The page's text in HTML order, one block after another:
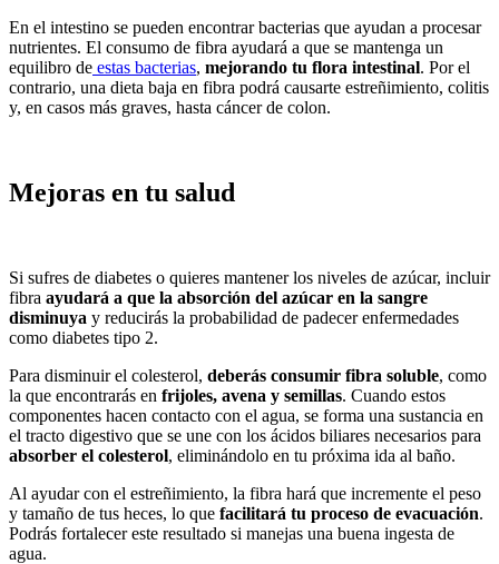
En el intestino se pueden encontrar bacterias que ayudan a procesar
nutrientes. El consumo de fibra ayudará a que se mantenga un
equilibro de estas bacterias, mejorando tu flora intestinal. Por el
contrario, una dieta baja en fibra podrá causarte estreñimiento, colitis
y, en casos más graves, hasta cáncer de colon.
Mejoras en tu salud
Si sufres de diabetes o quieres mantener los niveles de azúcar, incluir
fibra ayudará a que la absorción del azúcar en la sangre
disminuya y reducirás la probabilidad de padecer enfermedades
como diabetes tipo 2.
Para disminuir el colesterol, deberás consumir fibra soluble, como
la que encontrarás en frijoles, avena y semillas. Cuando estos
componentes hacen contacto con el agua, se forma una sustancia en
el tracto digestivo que se une con los ácidos biliares necesarios para
absorber el colesterol, eliminándolo en tu próxima ida al baño.
Al ayudar con el estreñimiento, la fibra hará que incremente el peso
y tamaño de tus heces, lo que facilitará tu proceso de evacuación.
Podrás fortalecer este resultado si manejas una buena ingesta de
agua.